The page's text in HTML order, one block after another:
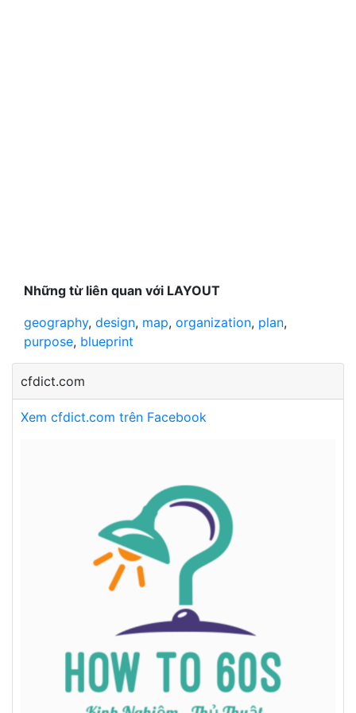
Những từ liên quan với LAYOUT
geography, design, map, organization, plan,
purpose, blueprint
cfdict.com
Xem cfdict.com trên Facebook